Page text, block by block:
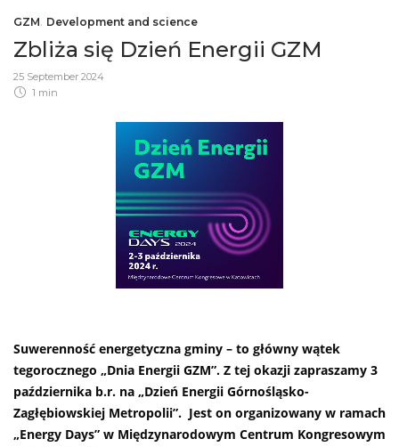
GZM, Development and science
Zbliża się Dzień Energii GZM
25 September 2024
1 min
Suwerenność energetyczna gminy – to główny wątek
tegorocznego „Dnia Energii GZM”. Z tej okazji zapraszamy 3
października b.r. na „Dzień Energii Górnośląsko-
Zagłębiowskiej Metropolii”. Jest on organizowany w ramach
„Energy Days” w Międzynarodowym Centrum Kongresowym